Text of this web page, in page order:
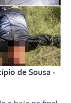
de Sousa ‧